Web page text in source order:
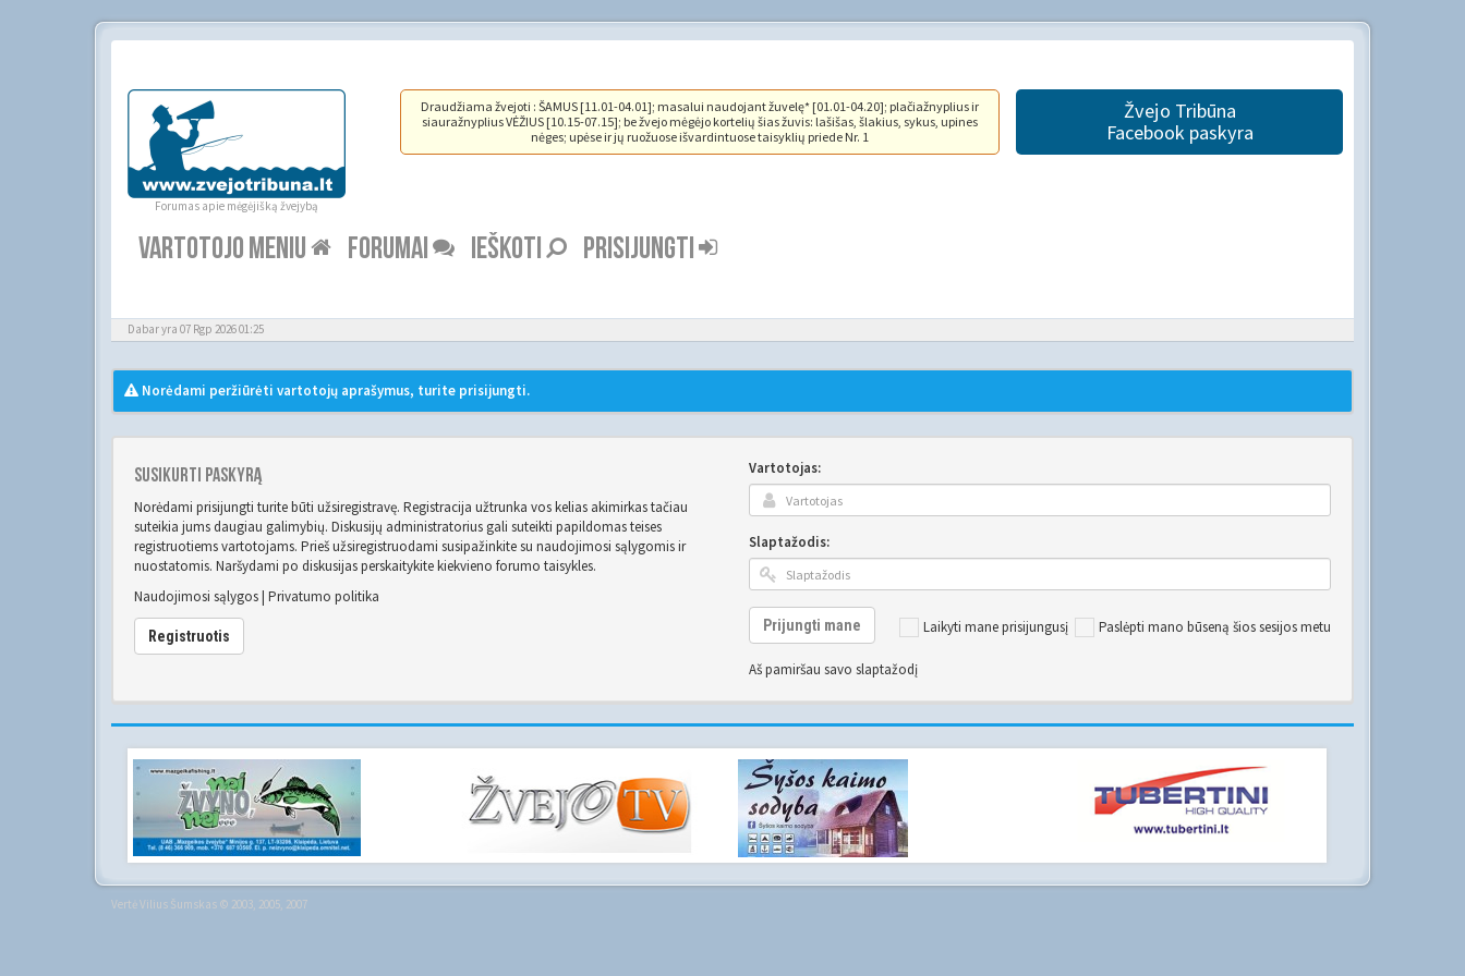
Forumas apie mėgėjišką žvejybą
Draudžiama žvejoti : ŠAMUS [11.01-04.01]; masalui naudojant žuvelę* [01.01-04.20]; plačiažnyplius ir
siauražnyplius VĖŽIUS [10.15-07.15]; be žvejo mėgėjo kortelių šias žuvis: lašišas, šlakius, sykus, upines
nėges; upėse ir jų ruožuose išvardintuose taisyklių priede Nr. 1
Žvejo Tribūna
Facebook paskyra
VARTOTOJO MENIU FORUMAI IEŠKOTI PRISIJUNGTI
Dabar yra 07 Rgp 2026 01:25
Norėdami peržiūrėti vartotojų aprašymus, turite prisijungti.
Susikurti paskyrą
Norėdami prisijungti turite būti užsiregistravę. Registracija užtrunka vos kelias akimirkas tačiau
suteikia jums daugiau galimybių. Diskusijų administratorius gali suteikti papildomas teises
registruotiems vartotojams. Prieš užsiregistruodami susipažinkite su naudojimosi sąlygomis ir
nuostatomis. Naršydami po diskusijas perskaitykite kiekvieno forumo taisykles.
Naudojimosi sąlygos| Privatumo politika
Registruotis
Vartotojas:
Slaptažodis:
Laikyti mane prisijungusį Paslėpti mano būseną šios sesijos metu
Prijungti mane
Aš pamiršau savo slaptažodį
VertėVilius Šumskas © 2003, 2005, 2007